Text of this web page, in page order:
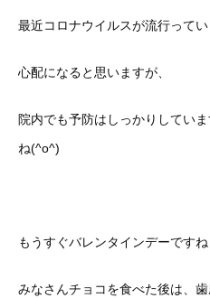
最近コロナウイルスが流行って
心配になると思いますが、
院内でも予防はしっかりしてい
ね(^o^)
もうすぐバレンタインデーですね
みなさんチョコを食べた後は、